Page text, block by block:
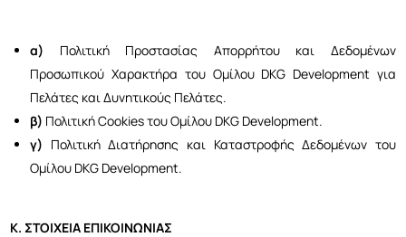
α) Πολιτική Προστασίας Απορρήτου και Δεδομένων
Προσωπικού Χαρακτήρα του Ομίλου DKG Development για
Πελάτες και Δυνητικούς Πελάτες.
β) Πολιτική Cookies του Ομίλου DKG Development.
γ) Πολιτική Διατήρησης και Καταστροφής Δεδομένων του
Ομίλου DKG Development.
Κ. ΣΤΟΙΧΕΙΑ ΕΠΙΚΟΙΝΩΝΙΑΣ